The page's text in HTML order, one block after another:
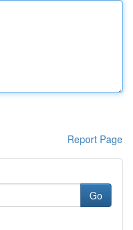
Report Page
Go